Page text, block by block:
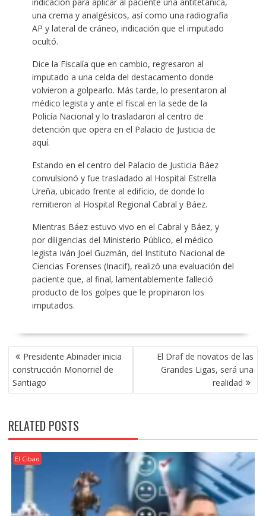
indicación para aplicar al paciente una antitetánica,
una crema y analgésicos, así como una radiografía
AP y lateral de cráneo, indicación que el imputado
ocultó.
Dice la Fiscalía que en cambio, regresaron al
imputado a una celda del destacamento donde
volvieron a golpearlo. Más tarde, lo presentaron al
médico legista y ante el fiscal en la sede de la
Policía Nacional y lo trasladaron al centro de
detención que opera en el Palacio de Justicia de
aquí.
Estando en el centro del Palacio de Justicia Báez
convulsionó y fue trasladado al Hospital Estrella
Ureña, ubicado frente al edificio, de donde lo
remitieron al Hospital Regional Cabral y Báez.
Mientras Báez estuvo vivo en el Cabral y Báez, y
por diligencias del Ministerio Público, el médico
legista Iván Joel Guzmán, del Instituto Nacional de
Ciencias Forenses (Inacif), realizó una evaluación del
paciente que, al final, lamentablemente falleció
producto de los golpes que le propinaron los
imputados.
POST
NAVIGATION
Presidente Abinader inicia
construcción Monorriel de
Santiago
El Draf de novatos de las
Grandes Ligas, será una
realidad
RELATED POSTS
El Cibao